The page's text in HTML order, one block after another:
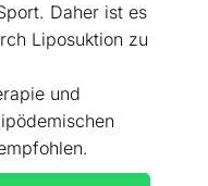
Daher ist es
Liposuktion zu
und